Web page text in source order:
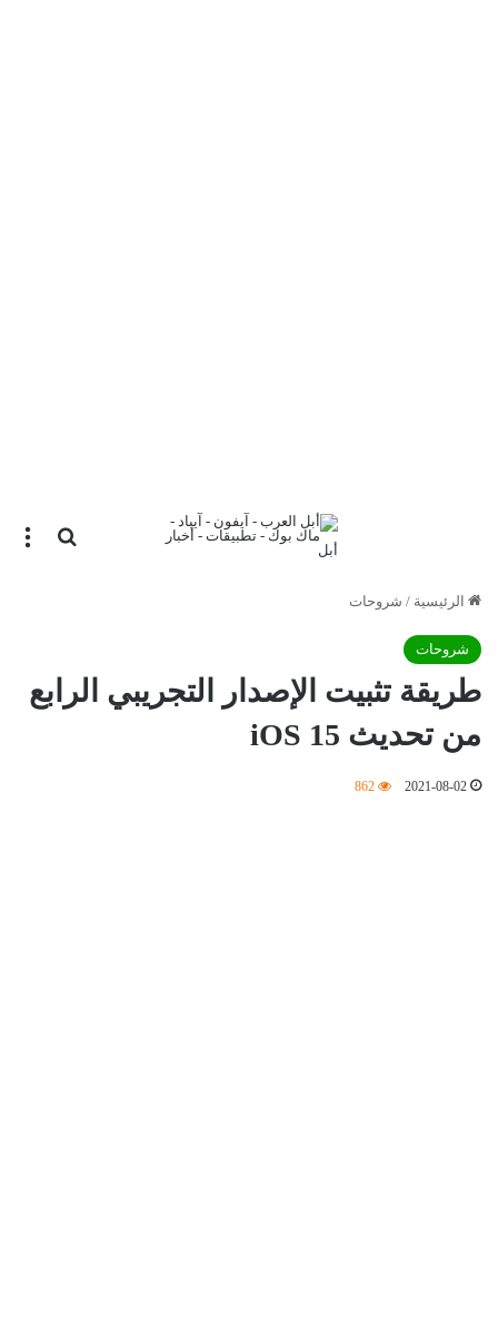
بحث
الرئيسية / شروحات
شروحات
طريقة تثبيت الإصدار التجريبي الرابع
من تحديث iOS 15
2021-08-02
862